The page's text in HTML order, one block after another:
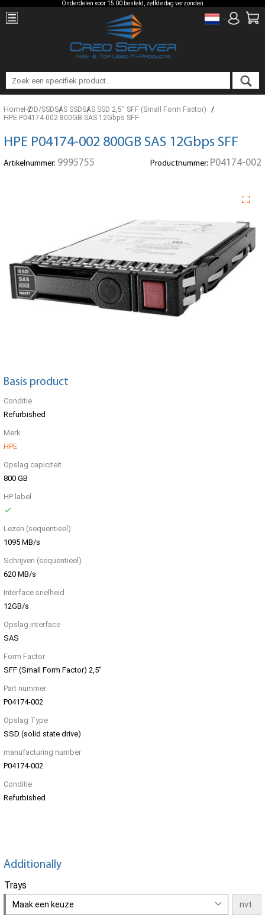
Onderdelen voor 15:00 besteld, zelfde dag verzonden
HomeHDD/SSDSAS SSDSAS SSD 2,5" SFF (Small Form Factor)
HPE P04174-002 800GB SAS 12Gbps SFF
HPE P04174-002 800GB SAS 12Gbps SFF
Artikelnummer: 9995755 Productnummer: P04174-002
Basis product
Conditie
Refurbished
Merk
HPE
Opslag capiciteit
800 GB
HP label
Lezen (sequentieel)
1095 MB/s
Schrijven (sequentieel)
620 MB/s
Interface snelheid
12GB/s
Opslag interface
SAS
Form Factor
SFF (Small Form Factor) 2,5"
Part nummer
P04174-002
Opslag Type
SSD (solid state drive)
manufacturing number
P04174-002
Conditie
Refurbished
Additionally
Trays
Maak een keuze